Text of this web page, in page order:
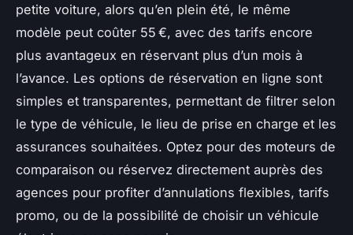
petite voiture, alors qu’en plein été, le même
modèle peut coûter 55 €, avec des tarifs encore
plus avantageux en réservant plus d’un mois à
l’avance. Les options de réservation en ligne sont
simples et transparentes, permettant de filtrer selon
le type de véhicule, le lieu de prise en charge et les
assurances souhaitées. Optez pour des moteurs de
comparaison ou réservez directement auprès des
agences pour profiter d’annulations flexibles, tarifs
promo, ou de la possibilité de choisir un véhicule